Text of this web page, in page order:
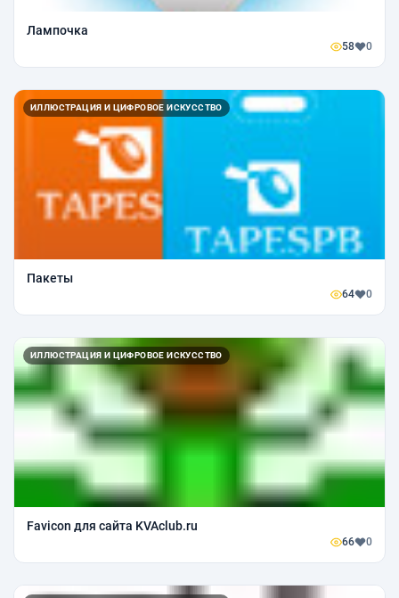
Лампочка
58 0
ИЛЛЮСТРАЦИЯ И ЦИФРОВОЕ ИСКУССТВО
Пакеты
64 0
ИЛЛЮСТРАЦИЯ И ЦИФРОВОЕ ИСКУССТВО
Favicon для сайта KVAclub.ru
66 0